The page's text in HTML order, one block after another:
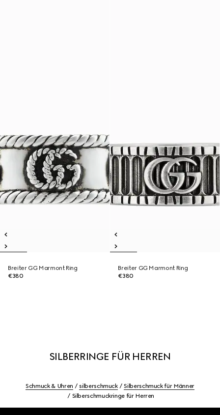
Breiter GG Marmont Ring
€380
Breiter GG Marmont Ring
€380
SILBERRINGE FÜR HERREN
Schmuck & Uhren silberschmuck
Silberschmuck für Männer
Silberschmuckringe für Herren